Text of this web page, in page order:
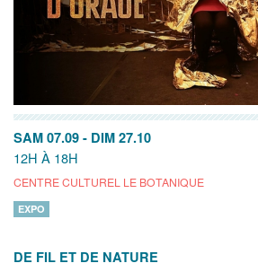
SAM 07.09 - DIM 27.10
12H À 18H
CENTRE CULTUREL LE BOTANIQUE
EXPO
DE FIL ET DE NATURE